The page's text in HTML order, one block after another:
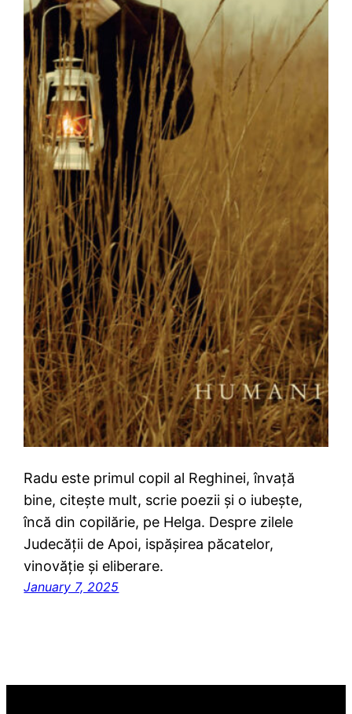
Radu este primul copil al Reghinei, învață
bine, citește mult, scrie poezii și o iubește,
încă din copilărie, pe Helga. Despre zilele
Judecății de Apoi, ispășirea păcatelor,
vinovăție și eliberare.
January 7, 2025